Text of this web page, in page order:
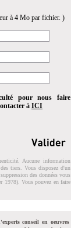
à 4 Mo par fichier. )
pour nous faire
à ICI
Aucune information
tiers. Vous disposez d'un
des données vous
1978). Vous pouvez en faire
conseil en oeuvres